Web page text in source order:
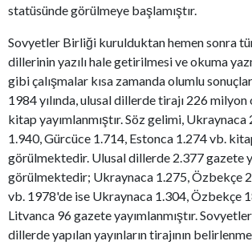
statüsünde görülmeye başlamıştır.
Sovyetler Birliği kurulduktan hemen sonra
dillerinin yazılı hale getirilmesi ve okuma
gibi çalışmalar kısa zamanda olumlu
1984 yılında, ulusal dillerde tirajı 226
kitap yayımlanmıştır. Söz gelimi,
1.940, Gürcüce 1.714, Estonca 1.274 vb.
görülmektedir. Ulusal dillerde 2.377 gazete
görülmektedir; Ukraynaca 1.275, Özbekçe
vb. 1978'de ise Ukraynaca 1.304, Özbekçe
Litvanca 96 gazete yayımlanmıştır.
dillerde yapılan yayınların tirajının